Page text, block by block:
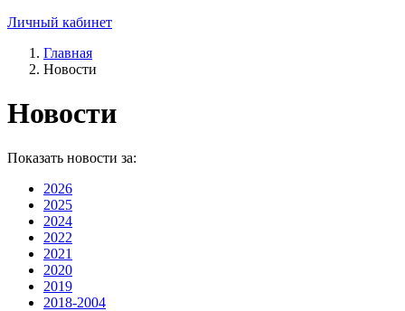
Личный кабинет
Главная
Новости
Новости
Показать новости за:
2026
2025
2024
2022
2021
2020
2019
2018-2004